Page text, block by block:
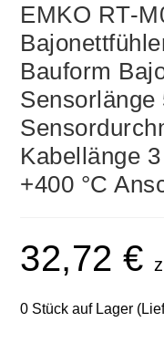
EMKO RT-
Bauform
Sensorlänge
Kabellänge
+400 °C
32,72€
0 Stück auf Lager